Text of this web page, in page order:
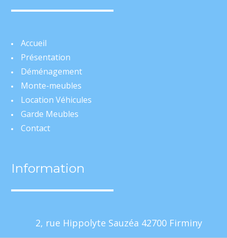
Accueil
Présentation
Déménagement
Monte-meubles
Location Véhicules
Garde Meubles
Contact
Information
2, rue Hippolyte Sauzéa 42700 Firminy
Mentions Légales
Politique de Confidentialité